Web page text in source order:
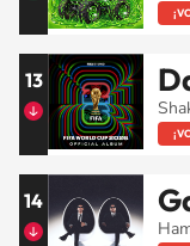
13
14